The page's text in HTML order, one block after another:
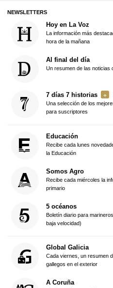
NEWSLETTERS
Hoy en La Voz
La información más
hora de la mañana
Al final del día
Un resumen de las noticias
7 días 7 historias
Una selección de los
para suscriptores
Educación
Recibe cada lunes
la Educación
Somos Agro
Recibe cada miércoles la
primario
5 océanos
Boletín diario para
baja velocidad)
Global Galicia
Cada viernes, un resumen
gallegos en el exterior
A Coruña